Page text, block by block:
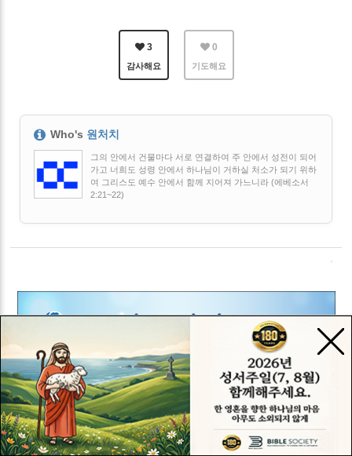
3
감사해요
0
기도해요
Who's 원처치
그의 안에서 건물마다 서로 연결하여 주 안에서 성전이 되어
가고 너희도 성령 안에서 하나님이 거하실 처소가 되기 위하
여 그리스도 예수 안에서 함께 지어져 가느니라 (에베소서
2:21~22)